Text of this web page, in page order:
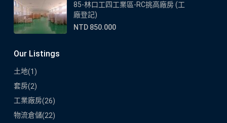
85-林口工四工業區-RC挑高廠房 (工
廠登記)
NTD 850.000
Our Listings
土地(1)
套房(2)
工業廠房(26)
物流倉儲(22)